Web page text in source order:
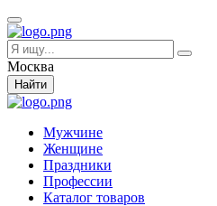
Москва
Найти
Мужчине
Женщине
Праздники
Профессии
Каталог товаров